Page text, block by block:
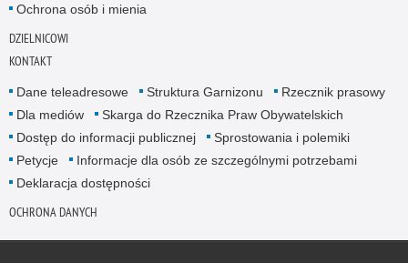
Ochrona osób i mienia
DZIELNICOWI
KONTAKT
Dane teleadresowe Struktura Garnizonu
Rzecznik prasowy
Dla mediów
Skarga do Rzecznika Praw Obywatelskich
Dostęp do informacji publicznej
Sprostowania i polemiki
Petycje
Informacje dla osób ze szczególnymi potrzebami
Deklaracja dostępności
OCHRONA DANYCH